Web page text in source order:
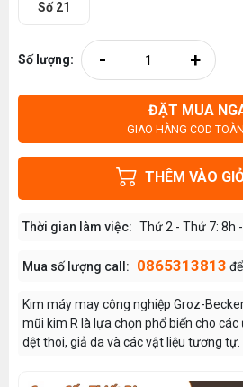
Số 21
Số lượng: - +
ĐẶT MUA
GIAO HÀNG COD
THÊM VÀO
Thời gian làm việc: Thứ 2 - Thứ 7: 8h
Mua số lượng call: 0865313813
Kim máy may công nghiệp Groz-
mũi kim R là lựa chọn phổ biến cho
dệt thoi, giả da và các vật liệu tương tự.